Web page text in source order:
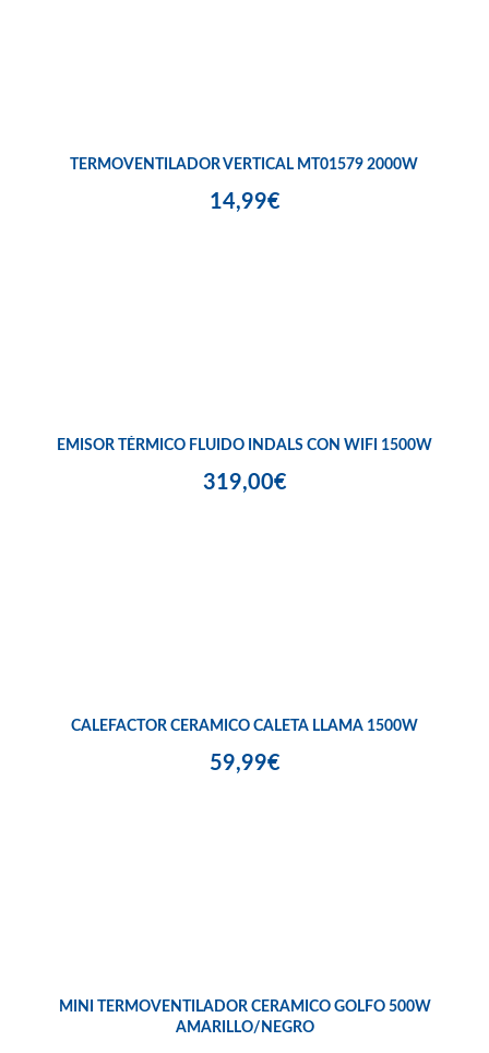
TERMOVENTILADOR VERTICAL MT01579 2000W
14,99€
EMISOR TÉRMICO FLUIDO INDALS CON WIFI 1500W
319,00€
CALEFACTOR CERAMICO CALETA LLAMA 1500W
59,99€
MINI TERMOVENTILADOR CERAMICO GOLFO 500W
AMARILLO/NEGRO